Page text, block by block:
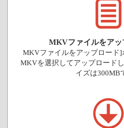
MKVファイルをアッ
MKVファイルをアップロード]
MKVを選択してアップロード
イズは300MB